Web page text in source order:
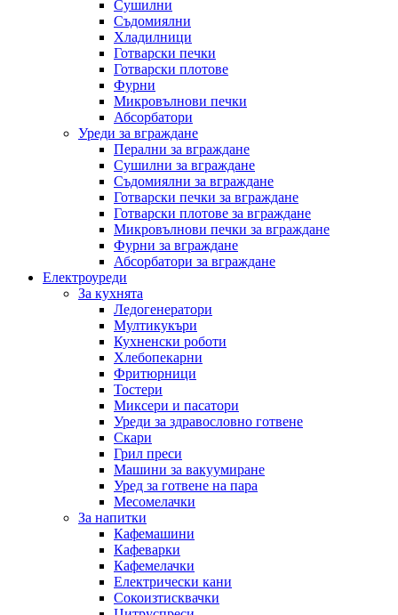
Сушилни
Съдомиялни
Хладилници
Готварски печки
Готварски плотове
Фурни
Микровълнови печки
Абсорбатори
Уреди за вграждане
Перални за вграждане
Сушилни за вграждане
Съдомиялни за вграждане
Готварски печки за вграждане
Готварски плотове за вграждане
Микровълнови печки за вграждане
Фурни за вграждане
Абсорбатори за вграждане
Електроуреди
За кухнята
Ледогенератори
Мултикукъри
Кухненски роботи
Хлебопекарни
Фритюрници
Тостери
Миксери и пасатори
Уреди за здравословно готвене
Скари
Грил преси
Машини за вакуумиране
Уред за готвене на пара
Месомелачки
За напитки
Кафемашини
Кафеварки
Кафемелачки
Електрически кани
Сокоизтисквачки